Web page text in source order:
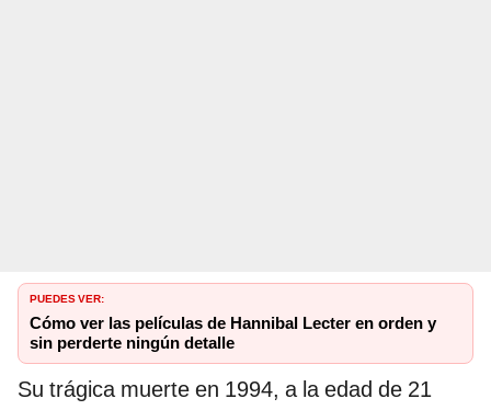
PUEDES VER:
Cómo ver las películas de Hannibal Lecter en orden y
sin perderte ningún detalle
Su trágica muerte en 1994, a la edad de 21